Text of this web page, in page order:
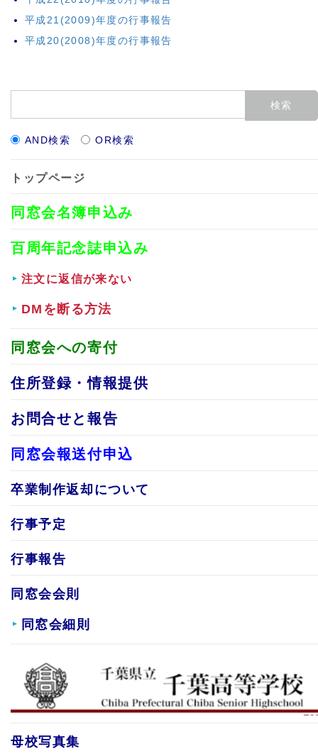
平成21(2009)年度の行事報告
平成20(2008)年度の行事報告
AND検索 OR検索
トップページ
同窓会名簿申込み
百周年記念誌申込み
注文に返信が来ない
DMを断る方法
同窓会への寄付
住所登録・情報提供
お問合せと報告
同窓会報送付申込
卒業制作返却について
行事予定
行事報告
同窓会会則
同窓会細則
母校写真集